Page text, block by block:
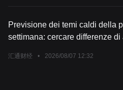
della Federal Reserve.
Previsione dei temi caldi della
settimana: cercare differenze di
汇通财经 • 2026/08/07 12:32